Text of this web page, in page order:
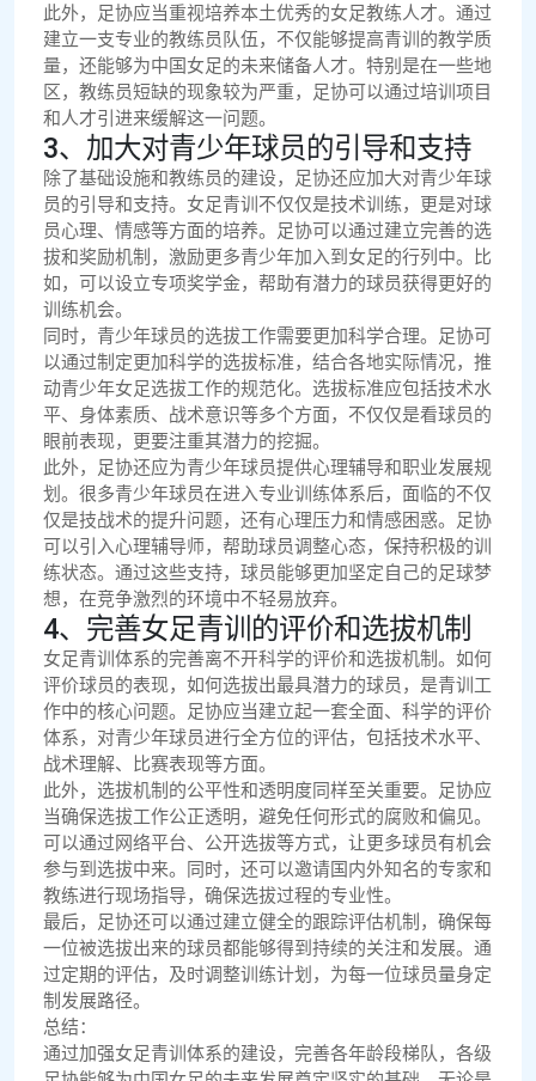
此外，足协应当重视培养本土优秀的女足教练人才。通过
建立一支专业的教练员队伍，不仅能够提高青训的教学质
量，还能够为中国女足的未来储备人才。特别是在一些地
区，教练员短缺的现象较为严重，足协可以通过培训项目
和人才引进来缓解这一问题。
3、加大对青少年球员的引导和支持
除了基础设施和教练员的建设，足协还应加大对青少年球
员的引导和支持。女足青训不仅仅是技术训练，更是对球
员心理、情感等方面的培养。足协可以通过建立完善的选
拔和奖励机制，激励更多青少年加入到女足的行列中。比
如，可以设立专项奖学金，帮助有潜力的球员获得更好的
训练机会。
同时，青少年球员的选拔工作需要更加科学合理。足协可
以通过制定更加科学的选拔标准，结合各地实际情况，推
动青少年女足选拔工作的规范化。选拔标准应包括技术水
平、身体素质、战术意识等多个方面，不仅仅是看球员的
眼前表现，更要注重其潜力的挖掘。
此外，足协还应为青少年球员提供心理辅导和职业发展规
划。很多青少年球员在进入专业训练体系后，面临的不仅
仅是技战术的提升问题，还有心理压力和情感困惑。足协
可以引入心理辅导师，帮助球员调整心态，保持积极的训
练状态。通过这些支持，球员能够更加坚定自己的足球梦
想，在竞争激烈的环境中不轻易放弃。
4、完善女足青训的评价和选拔机制
女足青训体系的完善离不开科学的评价和选拔机制。如何
评价球员的表现，如何选拔出最具潜力的球员，是青训工
作中的核心问题。足协应当建立起一套全面、科学的评价
体系，对青少年球员进行全方位的评估，包括技术水平、
战术理解、比赛表现等方面。
此外，选拔机制的公平性和透明度同样至关重要。足协应
当确保选拔工作公正透明，避免任何形式的腐败和偏见。
可以通过网络平台、公开选拔等方式，让更多球员有机会
参与到选拔中来。同时，还可以邀请国内外知名的专家和
教练进行现场指导，确保选拔过程的专业性。
最后，足协还可以通过建立健全的跟踪评估机制，确保每
一位被选拔出来的球员都能够得到持续的关注和发展。通
过定期的评估，及时调整训练计划，为每一位球员量身定
制发展路径。
总结：
通过加强女足青训体系的建设，完善各年龄段梯队，各级